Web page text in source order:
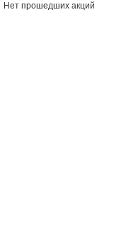
Нет прошедших акций